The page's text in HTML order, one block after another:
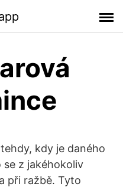
kdy je daného
se z jakéhokoliv
při ražbě. Tyto